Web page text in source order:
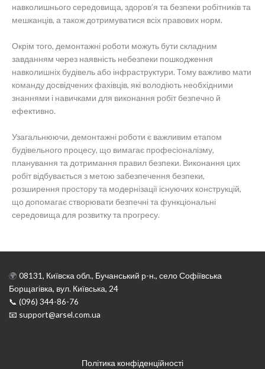
навколишнього середовища, здоров’я та безпеки робітників та
мешканців, а також дотримуватися всіх правових норм.
Окрім того, демонтажні роботи можуть бути складним
завданням через наявність небезпеки пошкодження
навколишніх будівель або інфраструктури. Тому важливо мати
команду досвідчених фахівців, які володіють необхідними
знаннями і навичками для виконання робіт безпечно й
ефективно.
Узагальнюючи, демонтажні роботи є важливим етапом
будівельного процесу, що вимагає професіоналізму,
планування та дотримання правил безпеки. Виконання цих
робіт відбувається з метою забезпечення безпеки,
розширення простору та модернізації існуючих конструкцій,
що допомагає створювати безпечні та функціональні
середовища для розвитку та прогресу.
🌍 08131, Київска обл., Бучанський р-н., село Софіївська
Борщагівка, вул. Київська, 24
📞 (096) 344-86-76
📧 support@arsel.com.ua
Політика конфіденційності